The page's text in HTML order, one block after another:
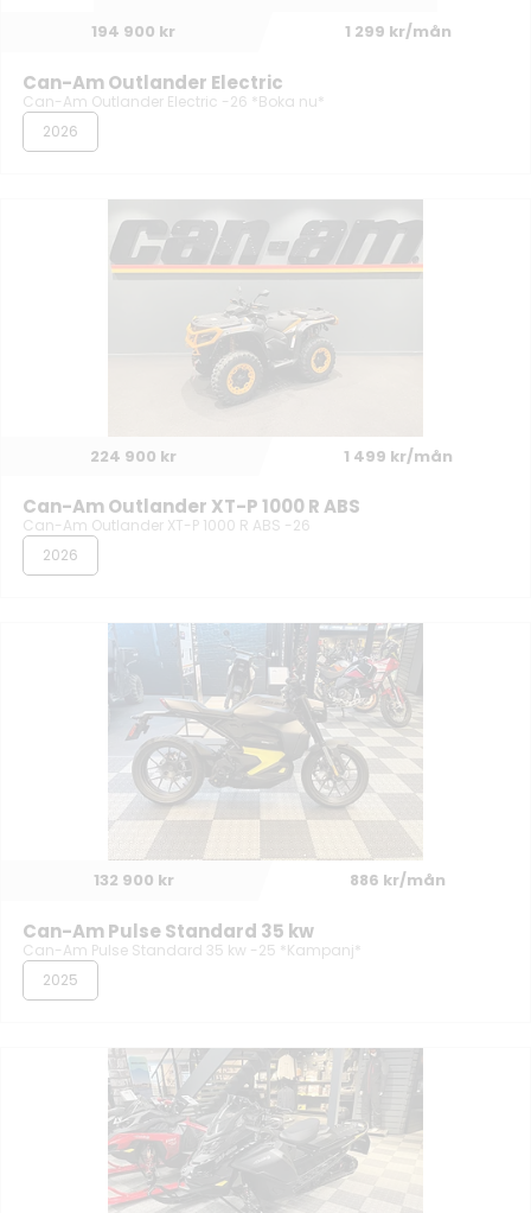
194 900 kr 1 299 kr/mån
Can-Am Outlander Electric
Can-Am Outlander Electric -26 *Boka nu*
2026
224 900 kr 1 499 kr/mån
Can-Am Outlander XT-P 1000 R ABS
Can-Am Outlander XT-P 1000 R ABS -26
2026
132 900 kr 886 kr/mån
Can-Am Pulse Standard 35 kw
Can-Am Pulse Standard 35 kw -25 *Kampanj*
2025